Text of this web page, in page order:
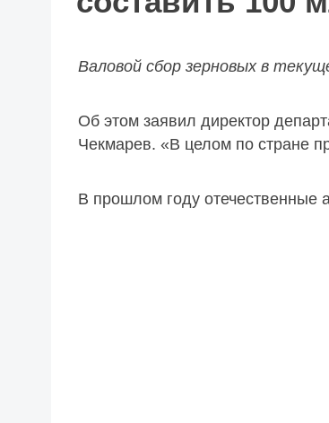
Валовой сбор зерновых в
Об этом заявил директор
Чекмарев. «В целом по стране
В прошлом году отечественные